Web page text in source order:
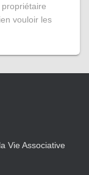
vouloir les
Vie Associative